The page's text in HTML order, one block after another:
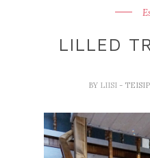
LILLED
BY LIISI -